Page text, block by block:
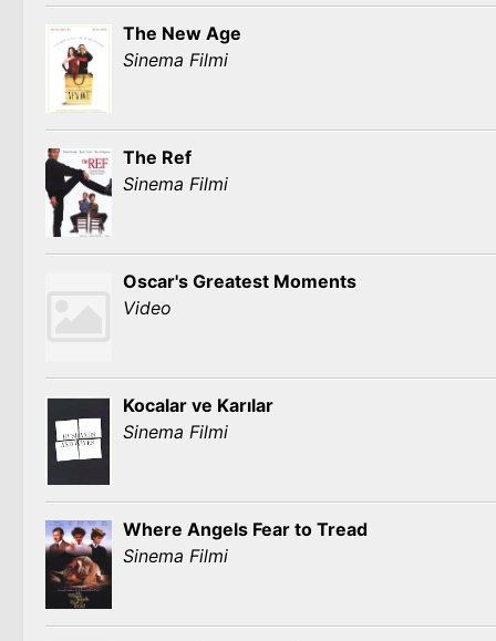
The New Age
Sinema Filmi
The Ref
Sinema Filmi
Oscar's Greatest Moments
Video
Kocalar ve Karılar
Sinema Filmi
Where Angels Fear to Tread
Sinema Filmi